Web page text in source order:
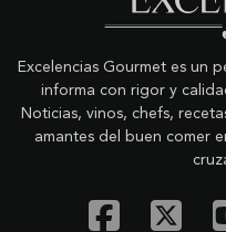
Excelencias Gourmet es un
informa con rigor y
Noticias, vinos, chefs,
amantes del buen comer